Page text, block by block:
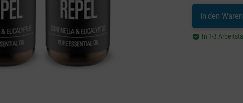
In den
In 1-3